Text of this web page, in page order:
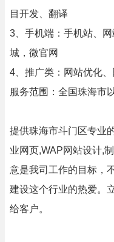
目开发、翻译
3、手机端：手机站、
城，微官网
4、推广类：网站优化
服务范围：全国珠海市
提供珠海市斗门区专业
业网页,WAP网站设计,
意是我司工作的目标，
建设这个行业的热爱。
给客户。